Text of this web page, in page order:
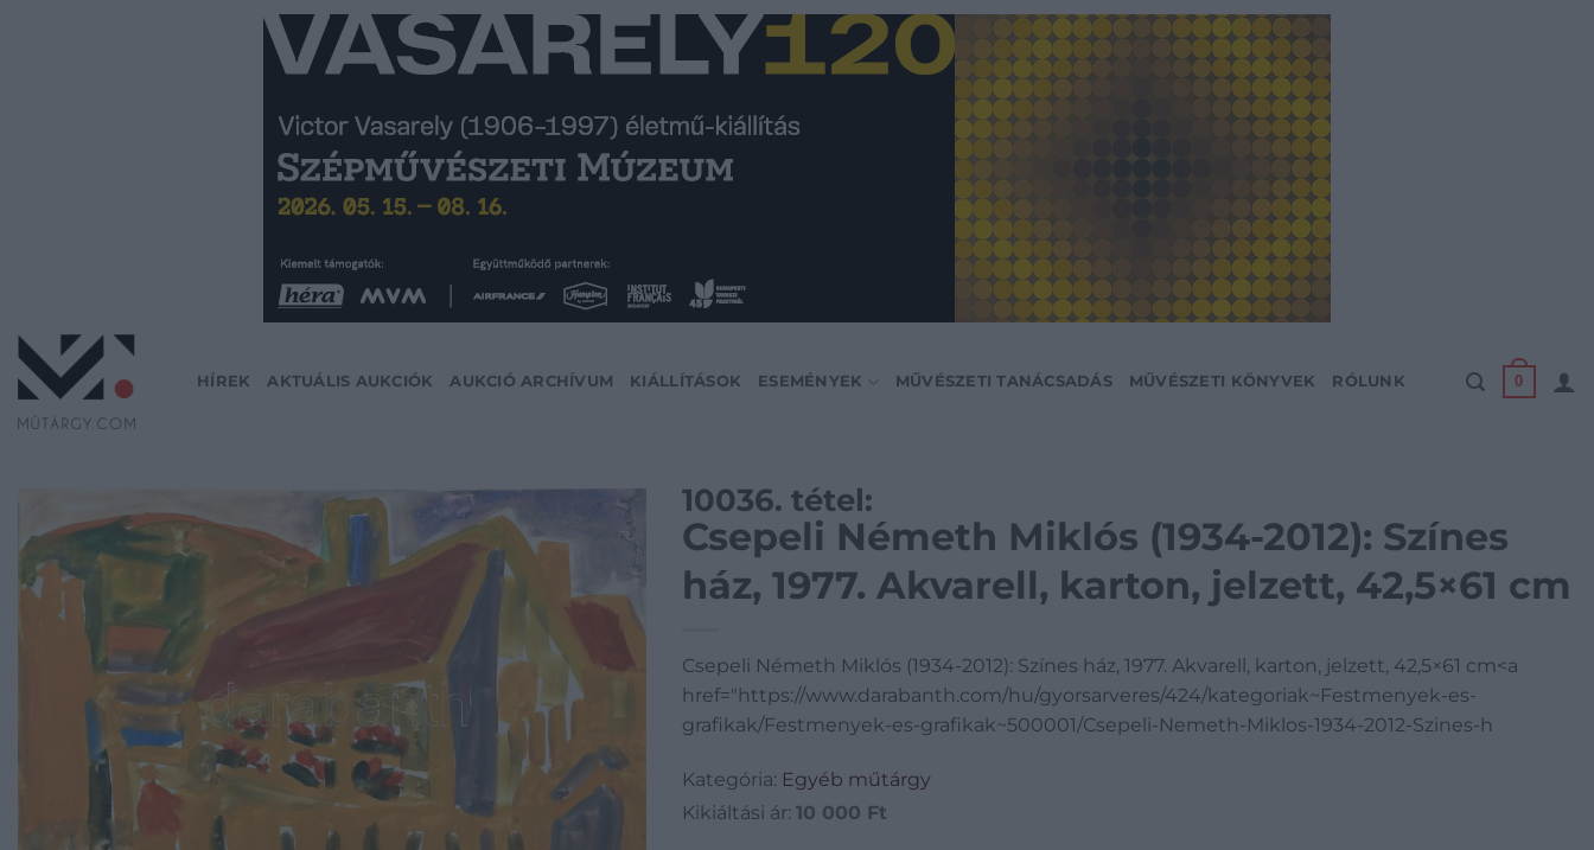
HÍREK AKTUÁLIS AUKCIÓK AUKCIÓ ARCHÍVUM KIÁLLÍTÁSOK ESEMÉNYEK MŰVÉSZETI TANÁCSADÁS MŰVÉSZETI KÖNYVEK RÓLUNK 0
10036. tétel:
Csepeli Németh Miklós (1934-2012): Színes
ház, 1977. Akvarell, karton, jelzett, 42,5×61 cm
Csepeli Németh Miklós (1934-2012): Színes ház, 1977. Akvarell, karton, jelzett, 42,5×61 cm<a
href="https://www.darabanth.com/hu/gyorsarveres/424/kategoriak~Festmenyek-es-
grafikak/Festmenyek-es-grafikak~500001/Csepeli-Nemeth-Miklos-1934-2012-Szines-h
Kategória: Egyéb műtárgy
Kikiáltási ár: 10 000 Ft